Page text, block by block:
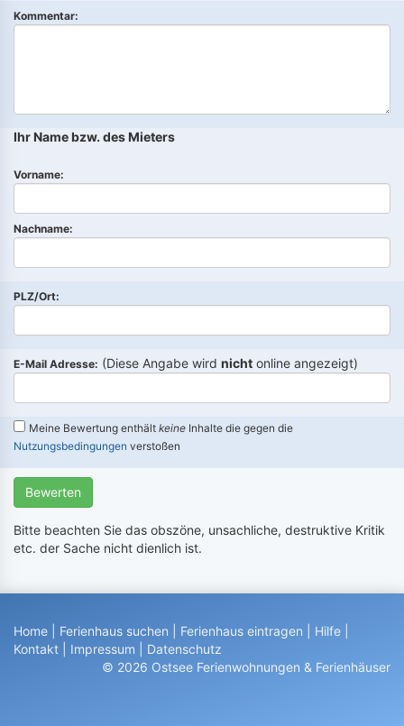
Kommentar:
Ihr Name bzw. des Mieters
Vorname:
Nachname:
PLZ/Ort:
E-Mail Adresse: (Diese Angabe wird nicht online angezeigt)
Meine Bewertung enthält keine Inhalte die gegen die
Nutzungsbedingungen verstoßen
Bewerten
Bitte beachten Sie das obszöne, unsachliche, destruktive Kritik
etc. der Sache nicht dienlich ist.
Home Ferienhaus suchen Ferienhaus eintragen Hilfe
Kontakt
Impressum
Datenschutz
© 2026 Ostsee Ferienwohnungen & Ferienhäuser